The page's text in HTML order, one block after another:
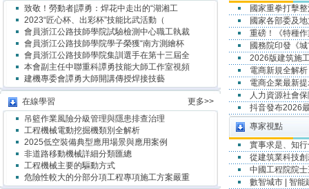
致敬！勞動者|譚勇：焊花中走出的“湖湘工
2023“匠心杯、出彩杯”技能比武活動（
會員浙江公路技師學院試驗檢測中心職工執裁
會員浙江公路技師學院學子榮獲“南方測繪杯
會員浙江公路技師學院集訓選手在第十三屆全
本會副主任中聯重科譚勇技能大師工作室視頻
建機專委會譚勇大師開講傳授焊接技藝
在線學習
更多>>
吊籃作業風險分級管理與隱患排查治理
工程機械電動挖掘機類別全解析
2025低空裝備典型應用場景與應用案例
非道路移動機械詳細分類匯總
工程機械主要的驅動方式
危險性較大的分部分項工程專項施工方案嚴重
國家重拳打擊
國家各部委及
重磅！《特種
國務院印發《
2026版建筑施
電商新規全解
電商企業最新提
人力資源社會
抖音發布2026
專家視點
實事求是、
從建筑業科技
中國工程院院
數智城市 | 智能